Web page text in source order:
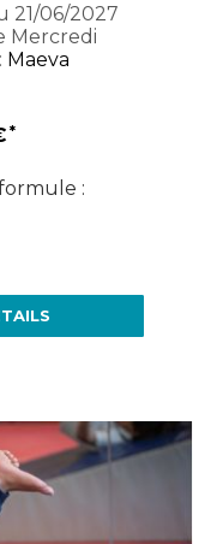
21/06/2027
Mercredi
Maeva
: